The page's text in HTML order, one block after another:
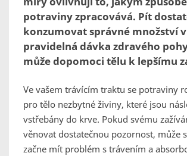
potraviny zpracovává. Pít
konzumovat správné množství
pravidelná dávka zdravého
může dopomoci tělu k lepšímu
Ve vašem trávícím traktu se potraviny
pro tělo nezbytné živiny, které jsou
vstřebány do krve. Pokud svému
věnovat dostatečnou pozornost, může
začne mít problém s trávením a